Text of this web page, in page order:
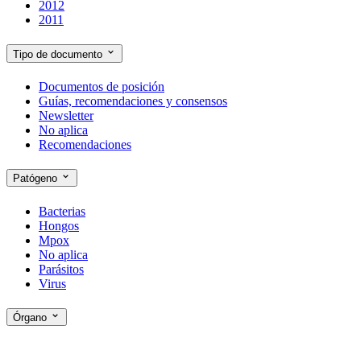
2012
2011
Tipo de documento
Documentos de posición
Guías, recomendaciones y consensos
Newsletter
No aplica
Recomendaciones
Patógeno
Bacterias
Hongos
Mpox
No aplica
Parásitos
Virus
Órgano